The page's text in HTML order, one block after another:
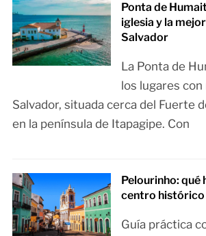
Ponta de
iglesia y la
Salvador
La Ponta de
los lugares
Salvador, situada cerca del Fuerte
en la península de Itapagipe. Con
Pelourinho: qué
centro histórico
Guía práctica